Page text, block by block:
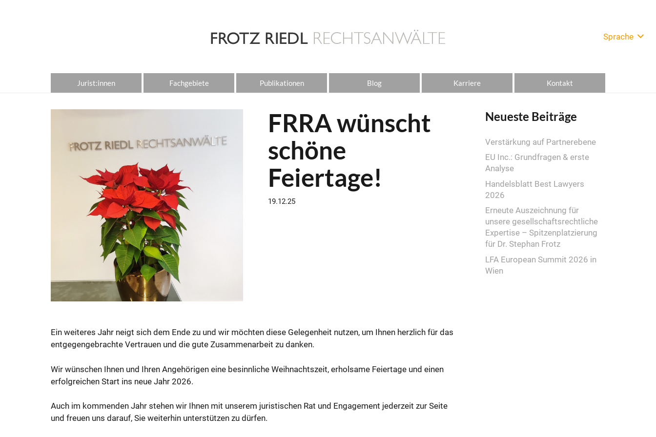
Sprache
Jurist:innen Fachgebiete Publikationen Blog Karriere Kontakt
FRRA wünscht
schöne
Feiertage!
19.12.25
Ein weiteres Jahr neigt sich dem Ende zu und wir möchten diese Gelegenheit nutzen, um Ihnen herzlich für das
entgegengebrachte Vertrauen und die gute Zusammenarbeit zu danken.
Wir wünschen Ihnen und Ihren Angehörigen eine besinnliche Weihnachtszeit, erholsame Feiertage und einen
erfolgreichen Start ins neue Jahr 2026.
Auch im kommenden Jahr stehen wir Ihnen mit unserem juristischen Rat und Engagement jederzeit zur Seite
und freuen uns darauf, Sie weiterhin unterstützen zu dürfen.
Neueste Beiträge
Verstärkung auf Partnerebene
EU Inc.: Grundfragen & erste
Analyse
Handelsblatt Best Lawyers
2026
Erneute Auszeichnung für
unsere gesellschaftsrechtliche
Expertise – Spitzenplatzierung
für Dr. Stephan Frotz
LFA European Summit 2026 in
Wien